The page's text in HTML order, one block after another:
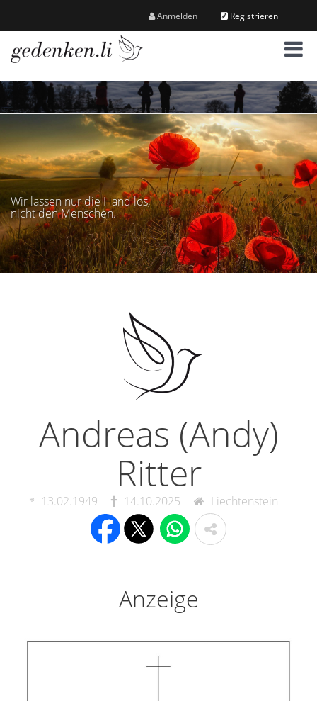
Anmelden Registrieren
M
e
n
ü
Wir lassen nur die Hand los,
nicht den Menschen.
Andreas (Andy)
Ritter
13.02.1949 14.10.2025 Liechtenstein
Anzeige